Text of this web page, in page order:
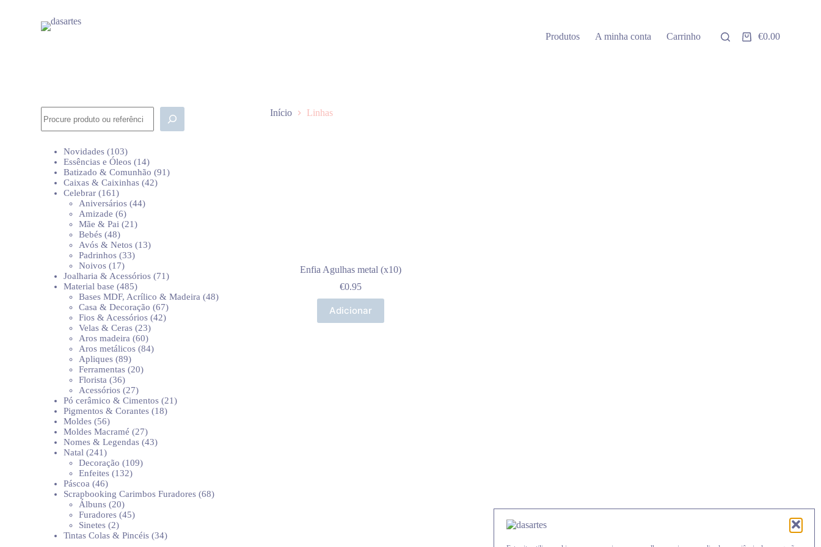
Produtos A minha conta Carrinho
Carrinho
€0.00
Início Linhas
Enfia Agulhas metal (x10)
€0.95
Adicionar
Novidades 103103
produtos
Essências e Óleos 1414
produtos
Batizado & Comunhão 9191
Caixas & Caixinhas 4242
Celebrar 161161
produtos
Aniversários 4444
Amizade 66
produtos
Mãe & Pai 2121
Bebés 4848
produtos
Avós & Netos 1313
Padrinhos 3333
Noivos 1717
produtos
Joalharia & Acessórios 7171
Material base 485485
produtos
Bases MDF, Acrílico & Madeira 4848
Casa & Decoração 6767
produtos
Fios & Acessórios 4242
Velas & Ceras 2323
produtos
Aros madeira 6060
produtos
Aros metálicos 8484
Apliques 8989
produtos
Ferramentas 2020
Florista 3636
produtos
Acessórios 2727
produtos
Pó cerâmico & Cimentos 2121
Pigmentos & Corantes 1818
Moldes 5656
produtos
Moldes Macramé 2727
produtos
Nomes & Legendas 4343
Natal 241241
produtos
Decoração 109109
Enfeites 132132
Páscoa 4646
produtos
Scrapbooking Carimbos Furadores 6868
Álbuns 2020
produtos
Furadores 4545
Sinetes 22
produtos
Tintas Colas & Pincéis 3434